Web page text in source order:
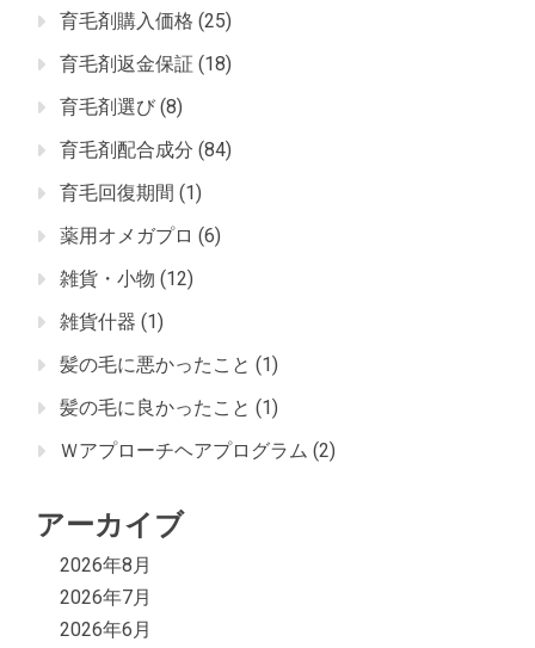
育毛剤購入価格 (25)
育毛剤返金保証 (18)
育毛剤選び (8)
育毛剤配合成分 (84)
育毛回復期間 (1)
薬用オメガプロ (6)
雑貨・小物 (12)
雑貨什器 (1)
髪の毛に悪かったこと (1)
髪の毛に良かったこと (1)
Ｗアプローチヘアプログラム (2)
アーカイブ
2026年8月
2026年7月
2026年6月